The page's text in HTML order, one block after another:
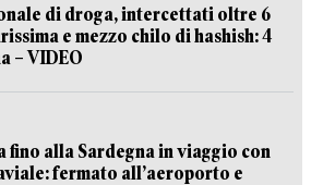
di droga, intercettati oltre 6
e mezzo chilo di hashish: 4
– VIDEO
fino alla Sardegna in viaggio con
fermato all’aeroporto e